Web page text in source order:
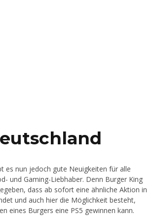
es nun jedoch gute Neuigkeiten für alle
und Gaming-Liebhaber. Denn Burger King
dass ab sofort eine ähnliche Aktion in
und auch hier die Möglichkeit besteht,
eines Burgers eine PS5 gewinnen kann.